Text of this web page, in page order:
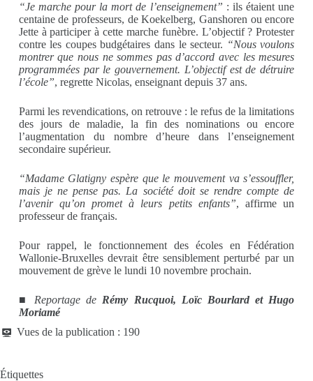
“Je marche pour la mort de l’enseignement” : ils étaient une
centaine de professeurs, de Koekelberg, Ganshoren ou encore
Jette à participer à cette marche funèbre. L’objectif ? Protester
contre les coupes budgétaires dans le secteur. “Nous voulons
montrer que nous ne sommes pas d’accord avec les mesures
programmées par le gouvernement. L’objectif est de détruire
l’école”, regrette Nicolas, enseignant depuis 37 ans.
Parmi les revendications, on retrouve : le refus de la limitations
des jours de maladie, la fin des nominations ou encore
l’augmentation du nombre d’heure dans l’enseignement
secondaire supérieur.
“Madame Glatigny espère que le mouvement va s’essouffler,
mais je ne pense pas. La société doit se rendre compte de
l’avenir qu’on promet à leurs petits enfants”, affirme un
professeur de français.
Pour rappel, le fonctionnement des écoles en Fédération
Wallonie-Bruxelles devrait être sensiblement perturbé par un
mouvement de grève le lundi 10 novembre prochain.
■ Reportage de Rémy Rucquoi, Loïc Bourlard et Hugo
Moriamé
Vues de la publication : 190
Étiquettes